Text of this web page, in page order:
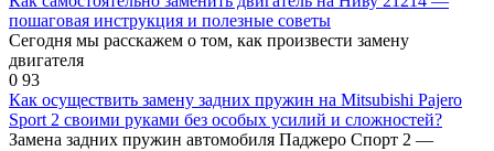
пошаговая инструкция и полезные советы
Сегодня мы расскажем о том, как произвести замену
двигателя
0 93
Как осуществить замену задних пружин на Mitsubishi Pajero
Sport 2 своими руками без особых усилий и сложностей?
Замена задних пружин автомобиля Паджеро Спорт 2 —